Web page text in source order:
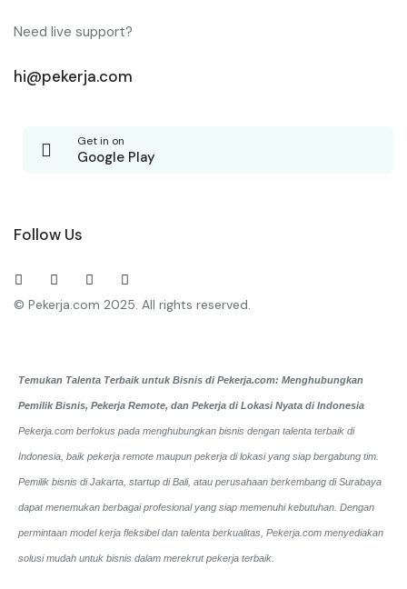
Need live support?
hi@pekerja.com
Get in on
Google Play
Follow Us
© Pekerja.com 2025. All rights reserved.
Temukan Talenta Terbaik untuk Bisnis di Pekerja.com: Menghubungkan
Pemilik Bisnis, Pekerja Remote, dan Pekerja di Lokasi Nyata di Indonesia
Pekerja.com berfokus pada menghubungkan bisnis dengan talenta terbaik di
Indonesia, baik pekerja remote maupun pekerja di lokasi yang siap bergabung tim.
Pemilik bisnis di Jakarta, startup di Bali, atau perusahaan berkembang di Surabaya
dapat menemukan berbagai profesional yang siap memenuhi kebutuhan. Dengan
permintaan model kerja fleksibel dan talenta berkualitas, Pekerja.com menyediakan
solusi mudah untuk bisnis dalam merekrut pekerja terbaik.